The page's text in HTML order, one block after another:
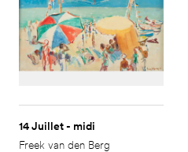
14 Juillet - midi
Freek van den Berg